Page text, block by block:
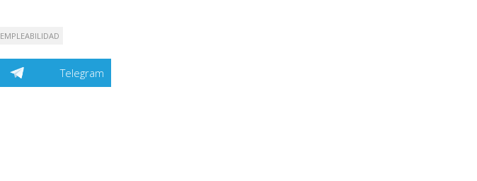
EMPLEABILIDAD
Telegram